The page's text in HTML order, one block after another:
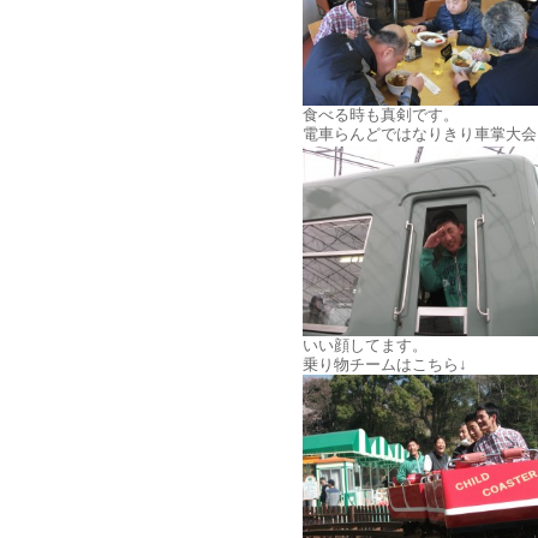
食べる時も真剣です。
電車らんどではなりきり車掌大
いい顔してます。
乗り物チームはこちら↓